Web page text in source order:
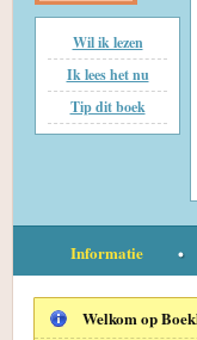
Wil ik lezen
Ik lees het nu
Tip dit boek
Informatie
Welkom op